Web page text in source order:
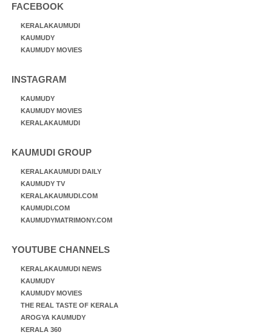
FACEBOOK
KERALAKAUMUDI
KAUMUDY
KAUMUDY MOVIES
INSTAGRAM
KAUMUDY
KAUMUDY MOVIES
KERALAKAUMUDI
KAUMUDI GROUP
KERALAKAUMUDI DAILY
KAUMUDY TV
KERALAKAUMUDI.COM
KAUMUDI.COM
KAUMUDYMATRIMONY.COM
YOUTUBE CHANNELS
KERALAKAUMUDI NEWS
KAUMUDY
KAUMUDY MOVIES
THE REAL TASTE OF KERALA
AROGYA KAUMUDY
KERALA 360